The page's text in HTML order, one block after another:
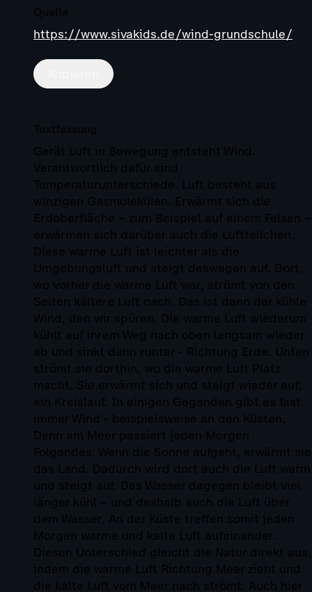
Quelle
https://www.sivakids.de/wind-grundschule/
Textfassung
Gerät Luft in Bewegung entsteht Wind.
Verantwortlich dafür sind
Temperaturunterschiede. Luft besteht aus
winzigen Gasmolekülen. Erwärmt sich die
Erdoberfläche – zum Beispiel auf einem Felsen –
erwärmen sich darüber auch die Luftteilchen.
Diese warme Luft ist leichter als die
Umgebungsluft und steigt deswegen auf. Dort,
wo vorher die warme Luft war, strömt von den
Seiten kältere Luft nach. Das ist dann der kühle
Wind, den wir spüren. Die warme Luft wiederum
kühlt auf ihrem Weg nach oben langsam wieder
ab und sinkt dann runter - Richtung Erde. Unten
strömt sie dorthin, wo die warme Luft Platz
macht. Sie erwärmt sich und steigt wieder auf:
ein Kreislauf. In einigen Gegenden gibt es fast
immer Wind - beispielsweise an den Küsten.
Denn am Meer passiert jeden Morgen
Folgendes: Wenn die Sonne aufgeht, erwärmt sie
das Land. Dadurch wird dort auch die Luft warm
und steigt auf. Das Wasser dagegen bleibt viel
länger kühl – und deshalb auch die Luft über
dem Wasser. An der Küste treffen somit jeden
Morgen warme und kalte Luft aufeinander.
Diesen Unterschied gleicht die Natur direkt aus,
indem die warme Luft Richtung Meer zieht und
die kalte Luft vom Meer nach strömt. Auch hier